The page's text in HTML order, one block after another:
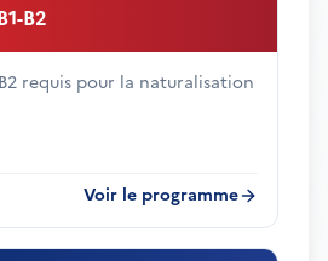
B2
requis pour la naturalisation
Voir le programme